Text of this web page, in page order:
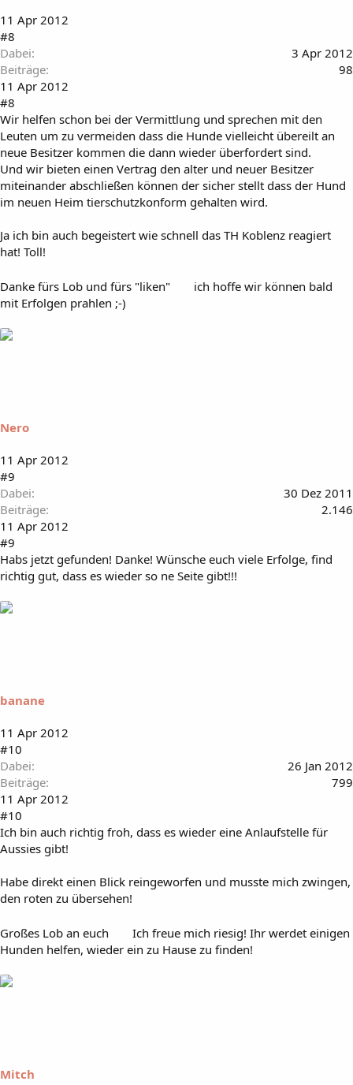
11 Apr 2012
#8
Dabei
3 Apr 2012
Beiträge
98
11 Apr 2012
#8
Wir helfen schon bei der Vermittlung und sprechen mit den
Leuten um zu vermeiden dass die Hunde vielleicht übereilt an
neue Besitzer kommen die dann wieder überfordert sind.
Und wir bieten einen Vertrag den alter und neuer Besitzer
miteinander abschließen können der sicher stellt dass der Hund
im neuen Heim tierschutzkonform gehalten wird.
Ja ich bin auch begeistert wie schnell das TH Koblenz reagiert
hat! Toll!
Danke fürs Lob und fürs "liken"
ich hoffe wir können bald
mit Erfolgen prahlen ;-)
Nero
11 Apr 2012
#9
Dabei
30 Dez 2011
Beiträge
2.146
11 Apr 2012
#9
Habs jetzt gefunden! Danke! Wünsche euch viele Erfolge, find
richtig gut, dass es wieder so ne Seite gibt!!!
banane
11 Apr 2012
#10
Dabei
26 Jan 2012
Beiträge
799
11 Apr 2012
#10
Ich bin auch richtig froh, dass es wieder eine Anlaufstelle für
Aussies gibt!
Habe direkt einen Blick reingeworfen und musste mich zwingen,
den roten zu übersehen!
Großes Lob an euch
Ich freue mich riesig! Ihr werdet einigen
Hunden helfen, wieder ein zu Hause zu finden!
Mitch